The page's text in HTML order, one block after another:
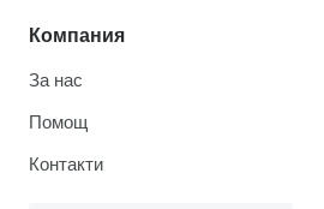
Компания
За нас
Помощ
Контакти